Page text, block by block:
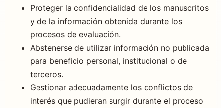
Proteger la confidencialidad de los manuscritos
y de la información obtenida durante los
procesos de evaluación.
Abstenerse de utilizar información no publicada
para beneficio personal, institucional o de
terceros.
Gestionar adecuadamente los conflictos de
interés que pudieran surgir durante el proceso